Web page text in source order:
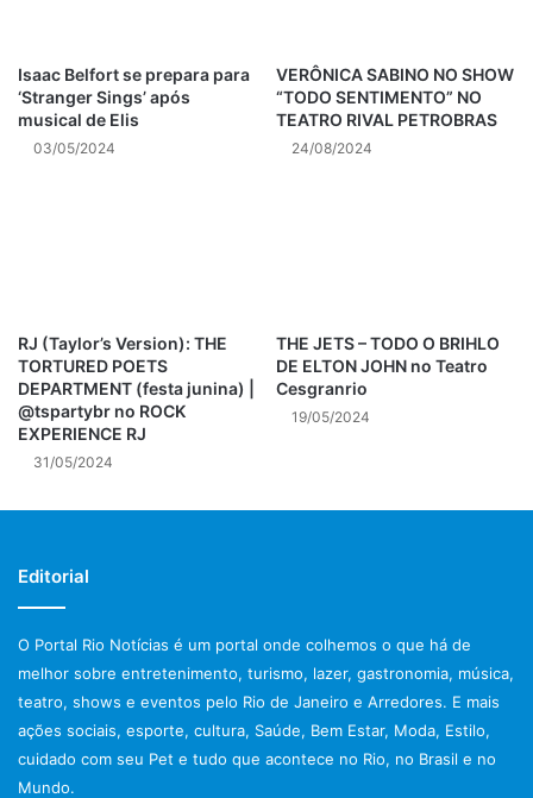
e Luciano Bruno, destacando-se sempre pela
versatilidade.
Data: 25 de março, sábado
Horário: 19h
Redes sociais:
Facebook – www.facebook.com/charpenelcanta
Instagram – https://www.instagram.com/charpenelcanta
Youtube – https://www.youtube.com/c/Charpenelcanta?
Isaac Belfort se prepara para
‘Stranger Sings’ após
musical de Elis
03/05/2024
VERÔNICA SABINO NO SHOW
“TODO SENTIMENTO” NO
TEATRO RIVAL PETROBRAS
24/08/2024
RJ (Taylor’s Version): THE
TORTURED POETS
DEPARTMENT (festa junina) |
@tspartybr no ROCK
EXPERIENCE RJ
31/05/2024
THE JETS – TODO O BRIHLO
DE ELTON JOHN no Teatro
Cesgranrio
19/05/2024
Editorial
O Portal Rio Notícias é um portal onde colhemos o que há de
melhor sobre entretenimento, turismo, lazer, gastronomia, música,
teatro, shows e eventos pelo Rio de Janeiro e Arredores. E mais
ações sociais, esporte, cultura, Saúde, Bem Estar, Moda, Estilo,
cuidado com seu Pet e tudo que acontece no Rio, no Brasil e no
Mundo.